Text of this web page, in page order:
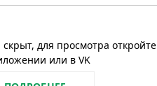
для просмотра откройте
или в VK